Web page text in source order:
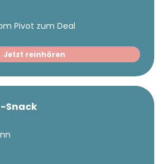
Pivot zum Deal
Jetzt reinhören
Snack